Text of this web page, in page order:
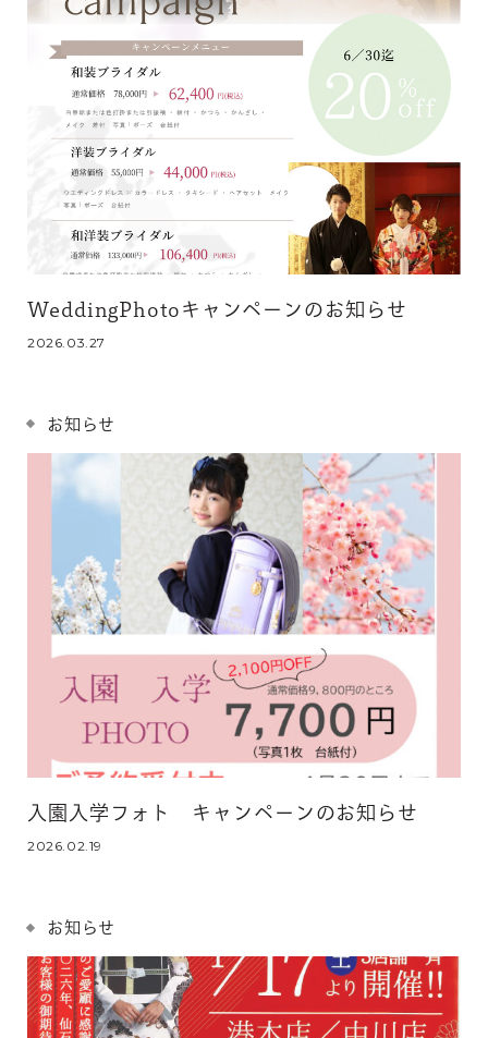
WeddingPhotoキャンペーンのお知らせ
2026.03.27
お知らせ
入園入学フォト キャンペーンのお知らせ
2026.02.19
お知らせ